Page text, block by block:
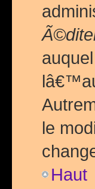
le
Haut